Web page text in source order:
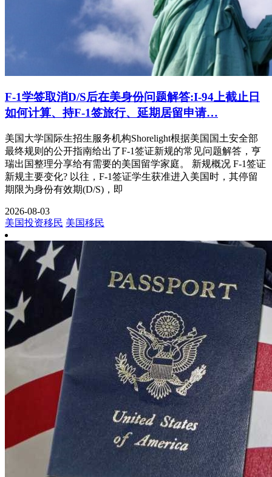
F-1学签取消D/S后在美身份问题解答:I-94上截止日
如何计算、持F-1签旅行、延期居留申请…
美国大学国际生招生服务机构Shorelight根据美国国土安全部
最终规则的公开指南给出了F-1签证新规的常见问题解答，亨
瑞出国整理分享给有需要的美国留学家庭。 新规概况 F-1签证
新规主要变化? 以往，F-1签证学生获准进入美国时，其停留
期限为身份有效期(D/S)，即
2026-08-03
美国投资移民 美国移民